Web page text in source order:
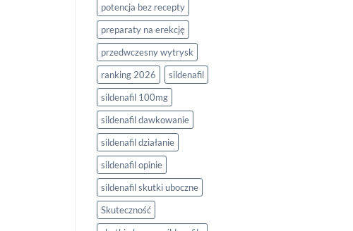
potencja bez recepty
preparaty na erekcję
przedwczesny wytrysk
ranking 2026
sildenafil
sildenafil 100mg
sildenafil dawkowanie
sildenafil działanie
sildenafil opinie
sildenafil skutki uboczne
Skuteczność